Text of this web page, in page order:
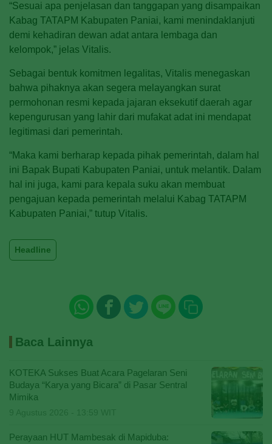
“Sesuai apa penjelasan dan tanggapan yang disampaikan
Kabag TATAPM Kabupaten Paniai, kami menindaklanjuti
demi kehadiran dewan adat antara lembaga dan
kelompok,” jelas Vitalis.
Sebagai bentuk komitmen legalitas, Vitalis menegaskan
bahwa pihaknya akan segera melayangkan surat
permohonan resmi kepada jajaran eksekutif daerah agar
kepengurusan yang lahir dari mufakat adat ini mendapat
legitimasi dari pemerintah.
“Maka kami berharap kepada pihak pemerintah, dalam hal
ini Bapak Bupati Kabupaten Paniai, untuk melantik. Dalam
hal ini juga, kami para kepala suku akan membuat
pengajuan kepada pemerintah melalui Kabag TATAPM
Kabupaten Paniai,” tutup Vitalis.
Headline
Baca Lainnya
KOTEKA Sukses Buat Acara Pagelaran Seni
Budaya “Karya yang Bicara” di Pasar Sentral
Mimika
Perayaan HUT Mambesak di Mapiduba: